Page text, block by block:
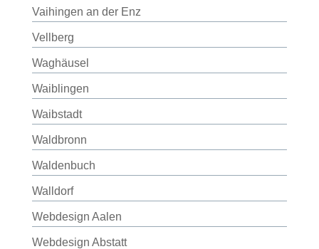
Vaihingen an der Enz
Vellberg
Waghäusel
Waiblingen
Waibstadt
Waldbronn
Waldenbuch
Walldorf
Webdesign Aalen
Webdesign Abstatt